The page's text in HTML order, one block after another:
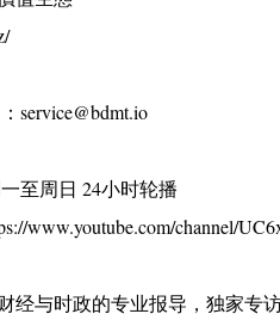
service@bdmt.io
至周日 24小时轮播
www.youtube.com/channel/
经与时政的专业报导，独家专